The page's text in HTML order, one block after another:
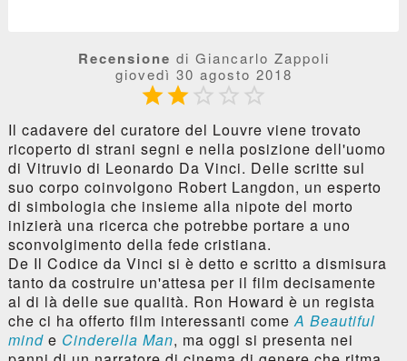
Recensione di Giancarlo Zappoli
giovedì 30 agosto 2018
   
Il cadavere del curatore del Louvre viene trovato
ricoperto di strani segni e nella posizione dell'uomo
di Vitruvio di Leonardo Da Vinci. Delle scritte sul
suo corpo coinvolgono Robert Langdon, un esperto
di simbologia che insieme alla nipote del morto
inizierà una ricerca che potrebbe portare a uno
sconvolgimento della fede cristiana.
De Il Codice da Vinci si è detto e scritto a dismisura
tanto da costruire un'attesa per il film decisamente
al di là delle sue qualità. Ron Howard è un regista
che ci ha offerto film interessanti comeA Beautiful
minde Cinderella Man, ma oggi si presenta nei